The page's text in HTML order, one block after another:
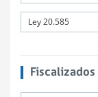
Ley 20.585
Fiscalizados